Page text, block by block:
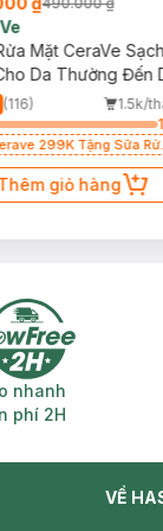
Mặt CeraVe
Da Thường Đến
(116)
1.5k/
299K Tặng Sữa
giỏ hàng
Giao nhanh
nhanh
phí 2H
VỀ